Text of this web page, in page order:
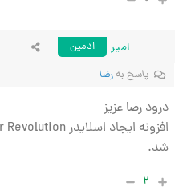
امیر
ادمین
پاسخ بهرضا
درود رضا عزیز
شد.
۲